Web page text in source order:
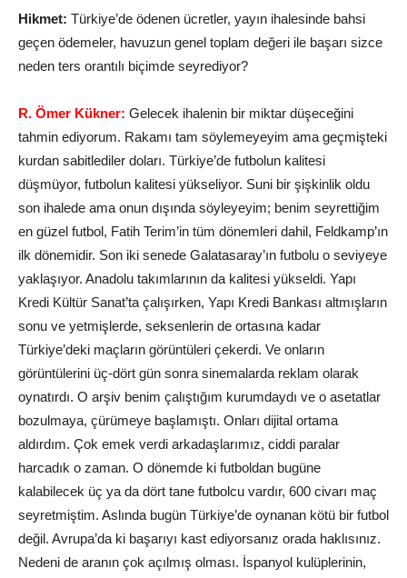
Hikmet: Türkiye’de ödenen ücretler, yayın ihalesinde bahsi
geçen ödemeler, havuzun genel toplam değeri ile başarı sizce
neden ters orantılı biçimde seyrediyor?
R. Ömer Kükner: Gelecek ihalenin bir miktar düşeceğini
tahmin ediyorum. Rakamı tam söylemeyeyim ama geçmişteki
kurdan sabitlediler doları. Türkiye’de futbolun kalitesi
düşmüyor, futbolun kalitesi yükseliyor. Suni bir şişkinlik oldu
son ihalede ama onun dışında söyleyeyim; benim seyrettiğim
en güzel futbol, Fatih Terim’in tüm dönemleri dahil, Feldkamp’ın
ilk dönemidir. Son iki senede Galatasaray’ın futbolu o seviyeye
yaklaşıyor. Anadolu takımlarının da kalitesi yükseldi. Yapı
Kredi Kültür Sanat’ta çalışırken, Yapı Kredi Bankası altmışların
sonu ve yetmişlerde, seksenlerin de ortasına kadar
Türkiye’deki maçların görüntüleri çekerdi. Ve onların
görüntülerini üç-dört gün sonra sinemalarda reklam olarak
oynatırdı. O arşiv benim çalıştığım kurumdaydı ve o asetatlar
bozulmaya, çürümeye başlamıştı. Onları dijital ortama
aldırdım. Çok emek verdi arkadaşlarımız, ciddi paralar
harcadık o zaman. O dönemde ki futboldan bugüne
kalabilecek üç ya da dört tane futbolcu vardır, 600 civarı maç
seyretmiştim. Aslında bugün Türkiye’de oynanan kötü bir futbol
değil. Avrupa’da ki başarıyı kast ediyorsanız orada haklısınız.
Nedeni de aranın çok açılmış olması. İspanyol kulüplerinin,